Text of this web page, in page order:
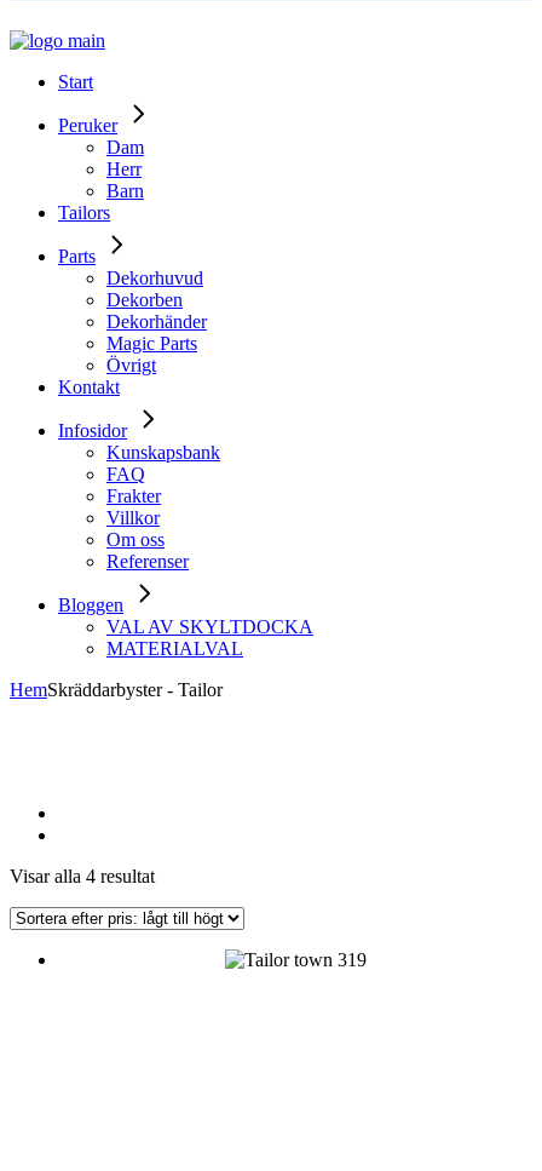
Start
Peruker
Dam
Herr
Barn
Tailors
Parts
Dekorhuvud
Dekorben
Dekorhänder
Magic Parts
Övrigt
Kontakt
Infosidor
Kunskapsbank
FAQ
Frakter
Villkor
Om oss
Referenser
Bloggen
VAL AV SKYLTDOCKA
MATERIALVAL
HemSkräddarbyster - Tailor
Visar alla 4 resultatSorterade
pris: